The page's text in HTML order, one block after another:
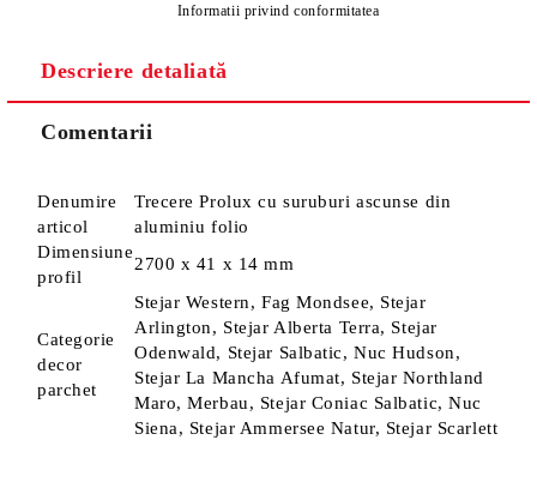
Sunt de acord cuPolitica de confidentialitate
Noi vă vom contacta pentru finalizarea comenzii.
Informatii privind conformitatea
Descriere detaliată
Comentarii
Denumire
articol
Trecere Prolux cu suruburi ascunse din
aluminiu folio
Dimensiune
profil
2700 x 41 x 14 mm
Categorie
decor
parchet
Stejar Western, Fag Mondsee, Stejar
Arlington, Stejar Alberta Terra, Stejar
Odenwald, Stejar Salbatic, Nuc Hudson,
Stejar La Mancha Afumat, Stejar Northland
Maro, Merbau, Stejar Coniac Salbatic, Nuc
Siena, Stejar Ammersee Natur, Stejar Scarlett